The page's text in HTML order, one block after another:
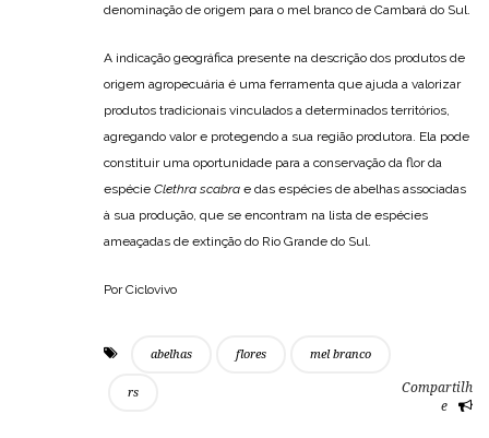
denominação de origem para o mel branco de Cambará do Sul.
A indicação geográfica presente na descrição dos produtos de
origem agropecuária é uma ferramenta que ajuda a valorizar
produtos tradicionais vinculados a determinados territórios,
agregando valor e protegendo a sua região produtora. Ela pode
constituir uma oportunidade para a conservação da flor da
espécie Clethra scabra e das espécies de abelhas associadas
à sua produção, que se encontram na lista de espécies
ameaçadas de extinção do Rio Grande do Sul.
Por Ciclovivo
abelhas flores mel branco
rs
Compartilh
e